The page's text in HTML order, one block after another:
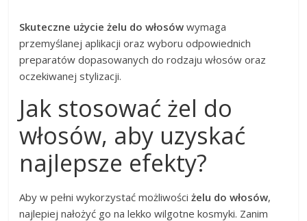
Skuteczne użycie żelu do włosów wymaga
przemyślanej aplikacji oraz wyboru odpowiednich
preparatów dopasowanych do rodzaju włosów oraz
oczekiwanej stylizacji.
Jak stosować żel do
włosów, aby uzyskać
najlepsze efekty?
Aby w pełni wykorzystać możliwościżelu do włosów,
najlepiej nałożyć go na lekko wilgotne kosmyki. Zanim